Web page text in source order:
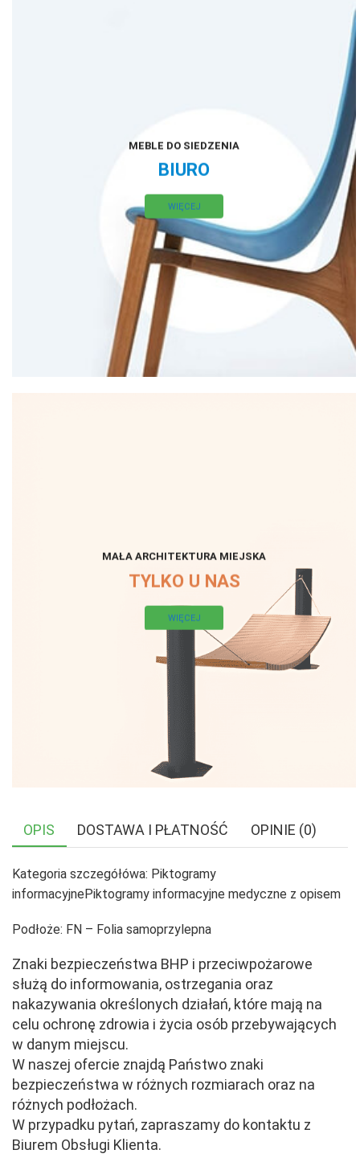
MEBLE DO SIEDZENIA
BIURO
WIĘCEJ
MAŁA ARCHITEKTURA MIEJSKA
TYLKO U NAS
WIĘCEJ
OPIS DOSTAWA I PŁATNOŚĆ OPINIE (0)
Kategoria szczegółówa: Piktogramy
informacyjnePiktogramy informacyjne medyczne z opisem
Podłoże: FN – Folia samoprzylepna
Znaki bezpieczeństwa BHP i przeciwpożarowe
służą do informowania, ostrzegania oraz
nakazywania określonych działań, które mają na
celu ochronę zdrowia i życia osób przebywających
w danym miejscu.
W naszej ofercie znajdą Państwo znaki
bezpieczeństwa w różnych rozmiarach oraz na
różnych podłożach.
W przypadku pytań, zapraszamy do kontaktu z
Biurem Obsługi Klienta.